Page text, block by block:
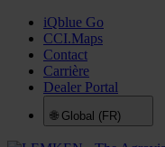
iQblue Go
CCI.Maps
Contact
Carrière
Dealer Portal
🌐 Global (FR)